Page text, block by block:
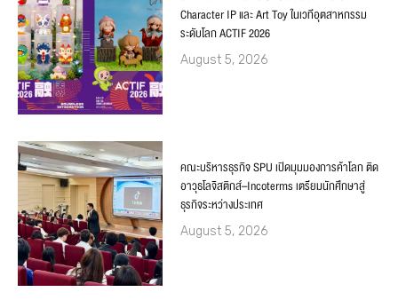
Character IP และ Art Toy ในเวทีอุตสาหกรรม
ระดับโลก ACTIF 2026
August 5, 2026
คณะบริหารธุรกิจ SPU เปิดมุมมองการค้าโลก ติด
อาวุธโลจิสติกส์–Incoterms เตรียมนักศึกษาสู่
ธุรกิจระหว่างประเทศ
August 5, 2026